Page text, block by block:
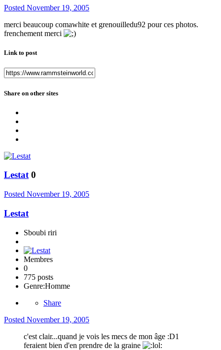
Posted November 19, 2005
merci beaucoup comawhite et grenouilledu92 pour ces photos.
frenchement merci
Link to post
Share on other sites
Lestat 0
Posted November 19, 2005
Lestat
Sboubi riri
Membres
0
775 posts
Genre:Homme
Share
Posted November 19, 2005
c'est clair...quand je vois les mecs de mon âge :D1
feraient bien d'en prendre de la graine